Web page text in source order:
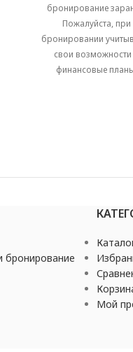
бронирование
Пожалуйста, при
бронировании
свои возможности
финансовые
бронирование
Мой